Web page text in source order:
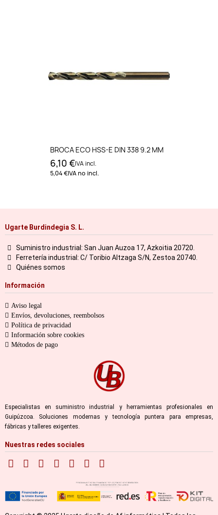
BROCA ECO HSS-E DIN 338 9.2 MM
6,10 €IVA incl.
5,04 €IVA no incl.
Ugarte Burdindegia S. L.
Suministro industrial: San Juan Auzoa 17, Azkoitia 20720.
Ferretería industrial: C/ Toribio Altzaga S/N, Zestoa 20740.
Quiénes somos
Información
Aviso legal
Envíos, devoluciones, reembolsos
Política de privacidad
Información sobre cookies
Métodos de pago
Especialistas en suministro industrial y herramientas profesionales en
Guipúzcoa. Soluciones modernas y tecnología puntera para empresas,
fábricas y talleres exigentes.
Nuestras redes sociales